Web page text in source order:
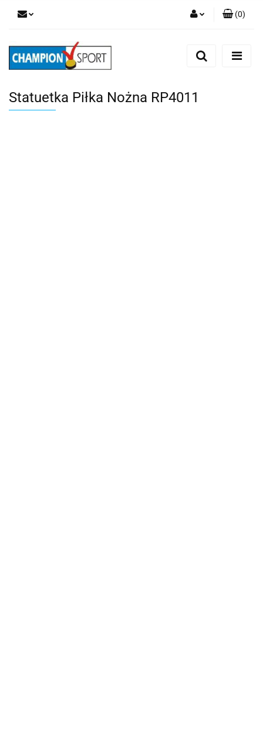
Zarejestruj się
(0)
Statuetka Piłka Nożna RP4011